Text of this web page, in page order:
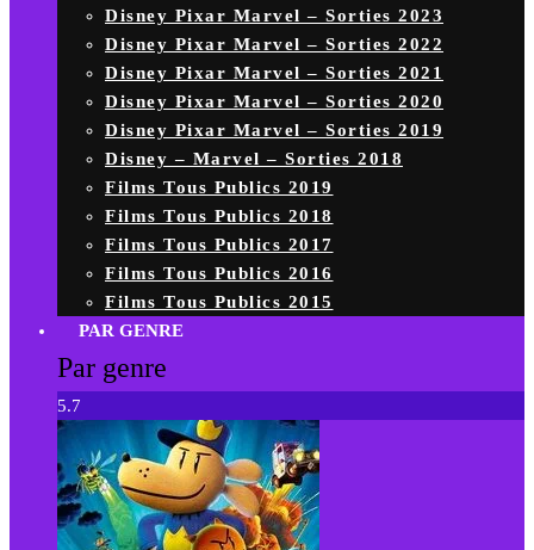
Disney Pixar Marvel – Sorties 2023
Disney Pixar Marvel – Sorties 2022
Disney Pixar Marvel – Sorties 2021
Disney Pixar Marvel – Sorties 2020
Disney Pixar Marvel – Sorties 2019
Disney – Marvel – Sorties 2018
Films Tous Publics 2019
Films Tous Publics 2018
Films Tous Publics 2017
Films Tous Publics 2016
Films Tous Publics 2015
PAR GENRE
Par genre
5.7